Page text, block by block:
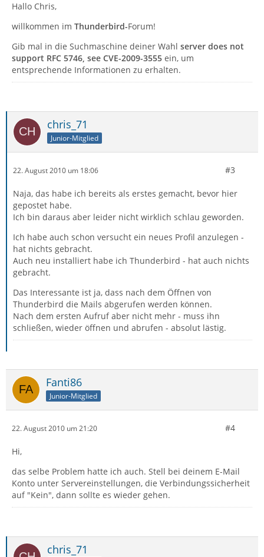
Hallo Chris,
willkommen im Thunderbird-Forum!
Gib mal in die Suchmaschine deiner Wahl server does not
support RFC 5746, see CVE-2009-3555 ein, um
entsprechende Informationen zu erhalten.
chris_71
Junior-Mitglied
22. August 2010 um 18:06 #3
Naja, das habe ich bereits als erstes gemacht, bevor hier
gepostet habe.
Ich bin daraus aber leider nicht wirklich schlau geworden.
Ich habe auch schon versucht ein neues Profil anzulegen -
hat nichts gebracht.
Auch neu installiert habe ich Thunderbird - hat auch nichts
gebracht.
Das Interessante ist ja, dass nach dem Öffnen von
Thunderbird die Mails abgerufen werden können.
Nach dem ersten Aufruf aber nicht mehr - muss ihn
schließen, wieder öffnen und abrufen - absolut lästig.
Fanti86
Junior-Mitglied
22. August 2010 um 21:20 #4
Hi,
das selbe Problem hatte ich auch. Stell bei deinem E-Mail
Konto unter Servereinstellungen, die Verbindungssicherheit
auf "Kein", dann sollte es wieder gehen.
chris_71